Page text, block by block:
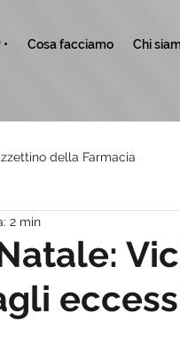
Cosa facciamo Chi
della Farmacia
2 min